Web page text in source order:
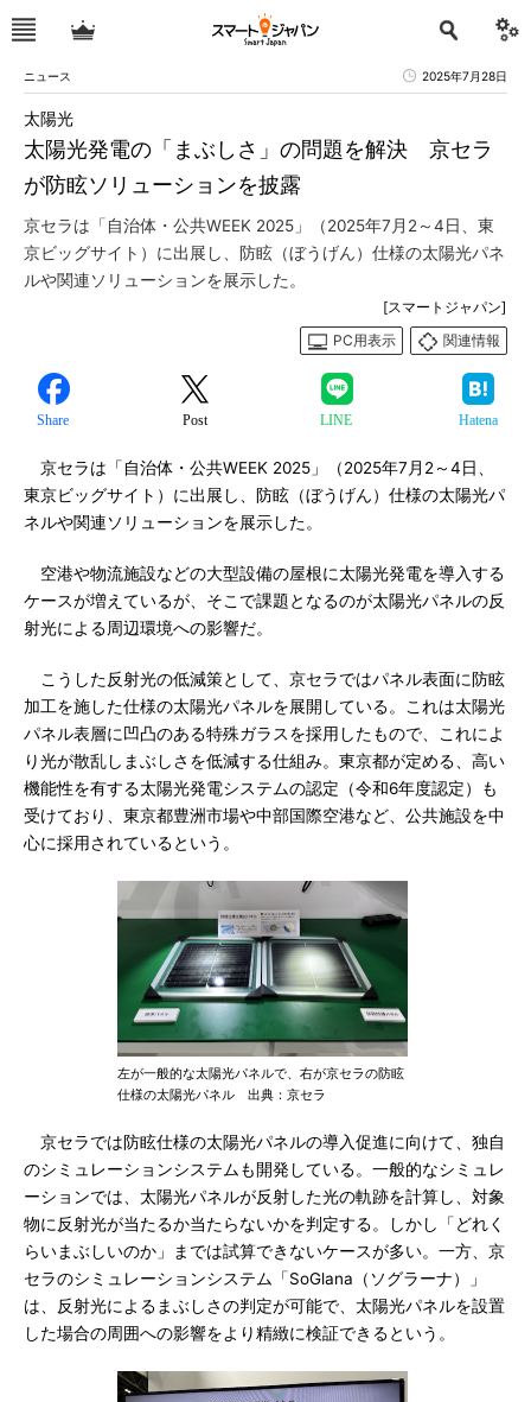
ニュース 2025年7月28日
太陽光発電の「まぶしさ」の問題を解決 京セラ
が防眩ソリューションを披露
太陽光
京セラは「自治体・公共WEEK 2025」（2025年7月2～4日、東
京ビッグサイト）に出展し、防眩（ぼうげん）仕様の太陽光パネ
ルや関連ソリューションを展示した。
[スマートジャパン]
PC用表示
関連情報
Share Post LINE Hatena
京セラは「自治体・公共WEEK 2025」（2025年7月2～4日、
東京ビッグサイト）に出展し、防眩（ぼうげん）仕様の太陽光パ
ネルや関連ソリューションを展示した。
空港や物流施設などの大型設備の屋根に太陽光発電を導入する
ケースが増えているが、そこで課題となるのが太陽光パネルの反
射光による周辺環境への影響だ。
こうした反射光の低減策として、京セラではパネル表面に防眩
加工を施した仕様の太陽光パネルを展開している。これは太陽光
パネル表層に凹凸のある特殊ガラスを採用したもので、これによ
り光が散乱しまぶしさを低減する仕組み。東京都が定める、高い
機能性を有する太陽光発電システムの認定（令和6年度認定）も
受けており、東京都豊洲市場や中部国際空港など、公共施設を中
心に採用されているという。
左が一般的な太陽光パネルで、右が京セラの防眩
仕様の太陽光パネル 出典：京セラ
京セラでは防眩仕様の太陽光パネルの導入促進に向けて、独自
のシミュレーションシステムも開発している。一般的なシミュレ
ーションでは、太陽光パネルが反射した光の軌跡を計算し、対象
物に反射光が当たるか当たらないかを判定する。しかし「どれく
らいまぶしいのか」までは試算できないケースが多い。一方、京
セラのシミュレーションシステム「SoGlana（ソグラーナ）」
は、反射光によるまぶしさの判定が可能で、太陽光パネルを設置
した場合の周囲への影響をより精緻に検証できるという。